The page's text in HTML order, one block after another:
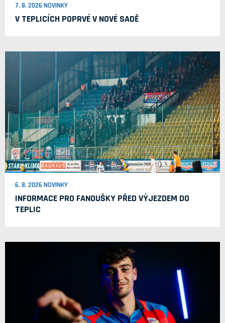
7. 8. 2026 NOVINKY
V TEPLICÍCH POPRVÉ V NOVÉ SADĚ
6. 8. 2026 NOVINKY
INFORMACE PRO FANOUŠKY PŘED VÝJEZDEM DO
TEPLIC